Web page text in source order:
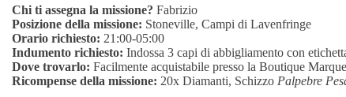
Chi ti assegna la missione? Fabrizio
Posizione della missione: Stoneville, Campi di Lavenfringe
Orario richiesto: 21:00-05:00
Indumento richiesto: Indossa 3 capi di abbigliamento con
Dove trovarlo: Facilmente acquistabile presso la Boutique
Ricompense della missione: 20x Diamanti, Schizzo Palpebre